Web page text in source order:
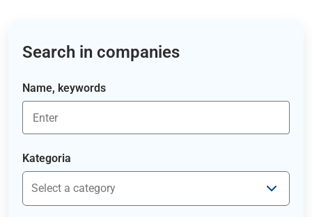
Search in companies
Name, keywords
Kategoria